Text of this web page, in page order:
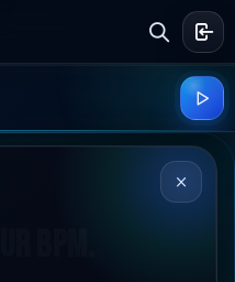
BPM.